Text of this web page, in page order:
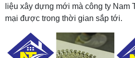
liệu xây dựng mới mà công ty Nam
mại được trong thời gian sắp tới.